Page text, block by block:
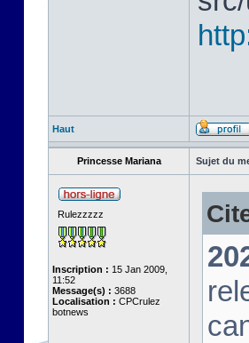
Haut
Princesse Mariana Sujet du
Rulezzzzz
Inscription : 15 Jan 2009,
11:52
Message(s) : 3688
Localisation : CPCrulez
botnews